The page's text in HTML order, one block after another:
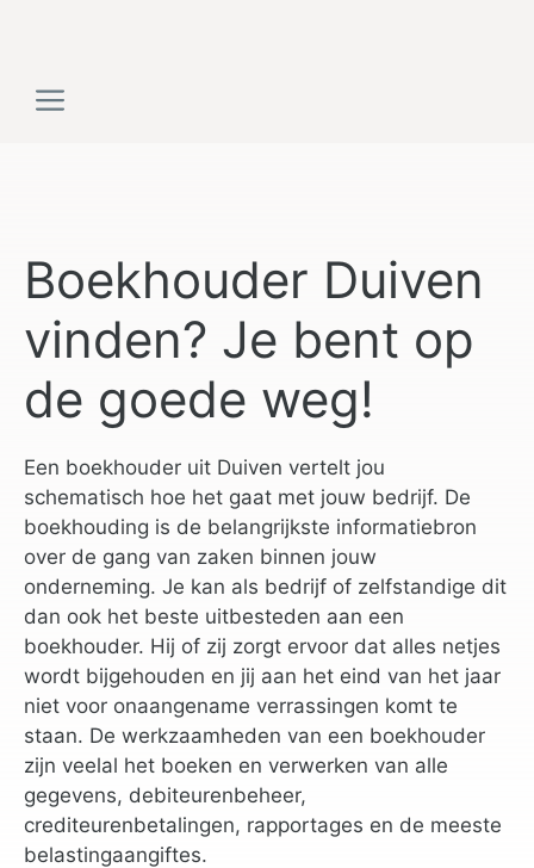
inhoudMenu
Boekhouder Duiven
vinden? Je bent op
de goede weg!
Een boekhouder uit Duiven vertelt jou
schematisch hoe het gaat met jouw bedrijf. De
boekhouding is de belangrijkste informatiebron
over de gang van zaken binnen jouw
onderneming. Je kan als bedrijf of zelfstandige dit
dan ook het beste uitbesteden aan een
boekhouder. Hij of zij zorgt ervoor dat alles netjes
wordt bijgehouden en jij aan het eind van het jaar
niet voor onaangename verrassingen komt te
staan. De werkzaamheden van een boekhouder
zijn veelal het boeken en verwerken van alle
gegevens, debiteurenbeheer,
crediteurenbetalingen, rapportages en de meeste
belastingaangiftes.